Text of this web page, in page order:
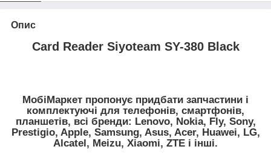
Опис
Card Reader Siyoteam SY-380 Black
МобіМаркет пропонує придбати запчастини і
комплектуючі для телефонів, смартфонів,
планшетів, всі бренди: Lenovo, Nokia, Fly, Sony,
Prestigio, Apple, Samsung, Asus, Acer, Huawei, LG,
Alcatel, Meizu, Xiaomi, ZTE і інші.